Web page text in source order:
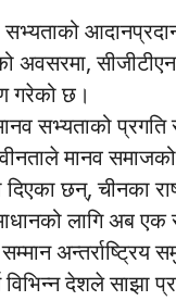
गरेको छ।
सभ्यताको प्रगति
मानव
छन्, चीनका
लागि अब
अन्तर्राष्ट्रिय
देशले साझा